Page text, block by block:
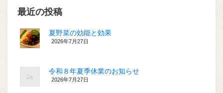
最近の投稿
夏野菜の効能と効果
2026年7月27日
令和８年夏季休業のお知らせ
2026年7月27日